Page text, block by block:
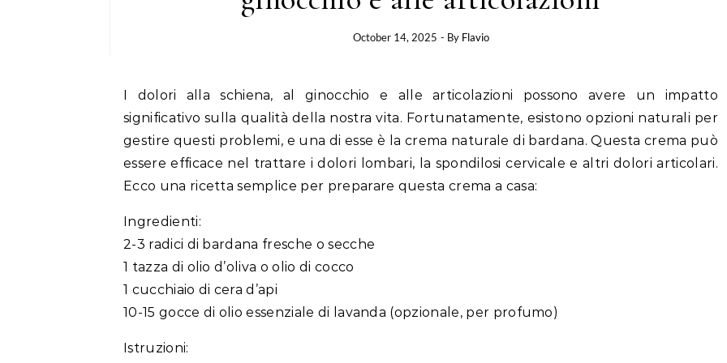
October 14, 2025 - By Flavio
I dolori alla schiena, al ginocchio e alle articolazioni possono avere un impatto
significativo sulla qualità della nostra vita. Fortunatamente, esistono opzioni naturali per
gestire questi problemi, e una di esse è la crema naturale di bardana. Questa crema può
essere efficace nel trattare i dolori lombari, la spondilosi cervicale e altri dolori articolari.
Ecco una ricetta semplice per preparare questa crema a casa:
Ingredienti:
2-3 radici di bardana fresche o secche
1 tazza di olio d’oliva o olio di cocco
1 cucchiaio di cera d’api
10-15 gocce di olio essenziale di lavanda (opzionale, per profumo)
Istruzioni: